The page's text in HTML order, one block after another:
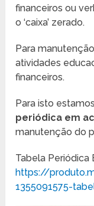
financeiros ou
o ‘caixa’ zerado.
Para
atividades
financeiros.
Para isto
periódica em
manutenção do
Tabela Periódica
https://
1355091575-